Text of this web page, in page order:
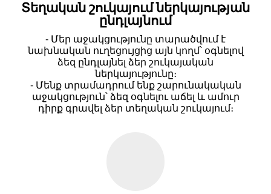
Տեղական շուկայում ներկայության
ընդլայնում
- Մեր աջակցությունը տարածվում է
նախնական ուղեցույցից այն կողմ՝ օգնելով
ձեզ ընդլայնել ձեր շուկայական
ներկայությունը։
- Մենք տրամադրում ենք շարունակական
աջակցություն՝ ձեզ օգնելու աճել և ամուր
դիրք գրավել ձեր տեղական շուկայում։